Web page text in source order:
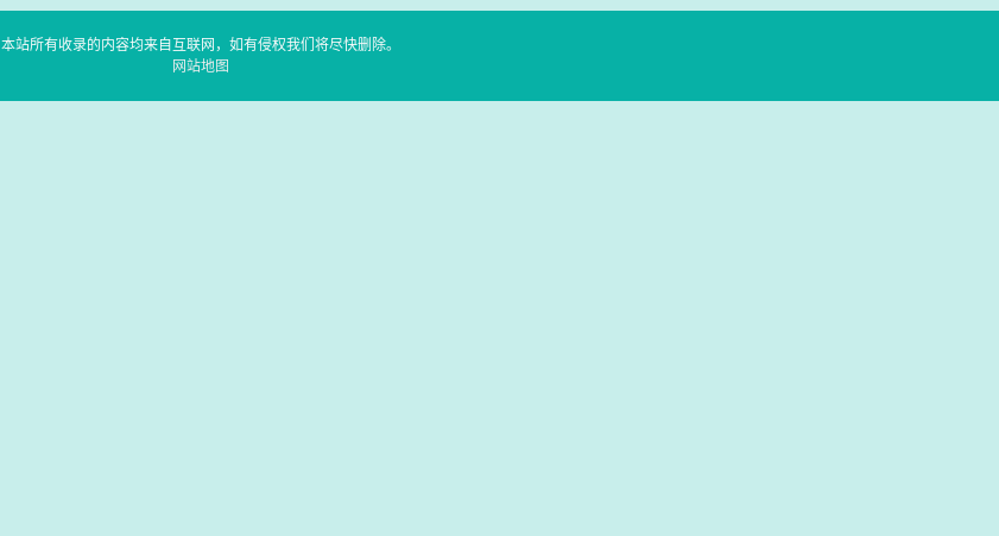
本站所有收录的内容均来自互联网，如有侵权我们将尽快删除。
网站地图